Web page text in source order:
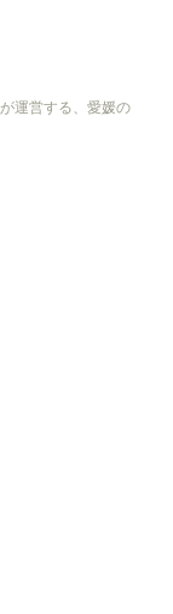
が運営する、愛媛の